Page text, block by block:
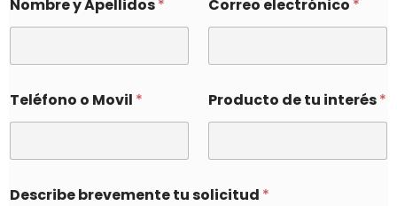
Nombre y Apellidos* Correo electrónico *
Teléfono o Movil * Producto de tu interés*
Describe brevemente tu solicitud *